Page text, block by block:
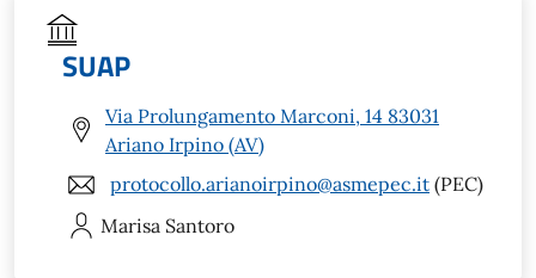
SUAP
Via Prolungamento Marconi, 14 83031
Ariano Irpino (AV)
protocollo.arianoirpino@asmepec.it (PEC)
Marisa Santoro